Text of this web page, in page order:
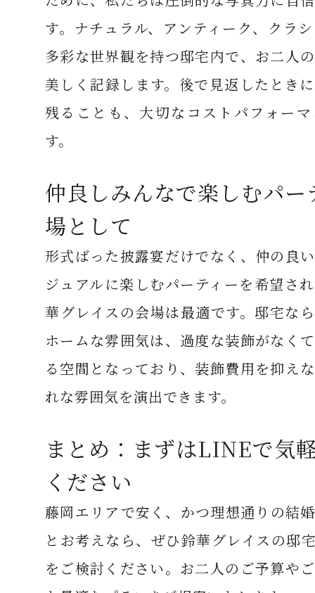
す。ナチュラル、アンティーク、クラ
多彩な世界観を持つ邸宅内で、お二人
美しく記録します。後で見返したとき
残ることも、大切なコストパフォー
す。
仲良しみんなで楽しむパー
場として
形式ばった披露宴だけでなく、仲の良
ジュアルに楽しむパーティーを希望さ
華グレイスの会場は最適です。邸宅な
ホームな雰囲気は、過度な装飾がなく
る空間となっており、装飾費用を抑え
れな雰囲気を演出できます。
まとめ：まずはLINEで気
ください
藤岡エリアで安く、かつ理想通りの結
とお考えなら、ぜひ鈴華グレイスの邸
をご検討ください。お二人のご予算や